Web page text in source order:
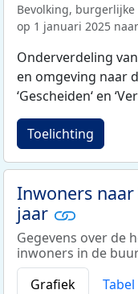
Bevolking,
op 1 januari 2025
Onderverdeling
en omgeving naar
‘Gescheiden‘ en
Toelichting
Inwoners
jaar
Gegevens over de
inwoners in de
Grafiek
Tabel